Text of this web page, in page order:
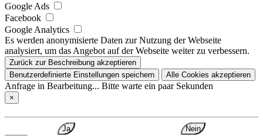
Google Ads
Facebook
Google Analytics
Es werden anonymisierte Daten zur Nutzung der Webseite
analysiert, um das Angebot auf der Webseite weiter zu verbessern.
Zurück zur Beschreibung akzeptieren
Benutzerdefinierte Einstellungen speichern
Alle Cookies akzeptieren
Anfrage in Bearbeitung... Bitte warte ein paar Sekunden
×
Ja Nein